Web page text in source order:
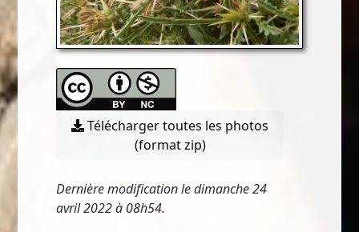
Télécharger toutes les photos
(format zip)
Dernière modification le dimanche 24
avril 2022 à 08h54.